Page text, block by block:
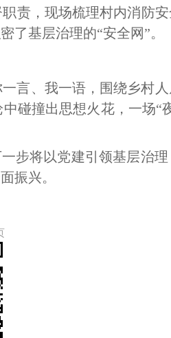
责，现场梳理村内消防
了基层治理的“安全网”。
言、我一语，围绕乡村
碰撞出思想火花，一场“
步将以党建引领基层治
振兴。